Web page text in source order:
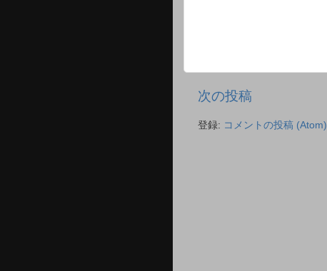
次の投稿
登録: コメントの投稿 (Atom)